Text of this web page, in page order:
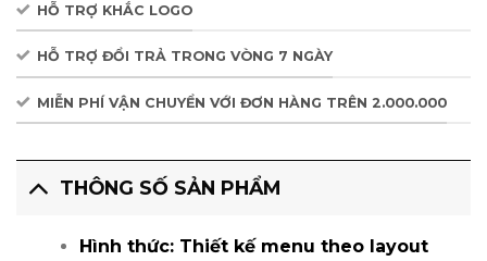
HỖ TRỢ KHẮC LOGO
HỖ TRỢ ĐỔI TRẢ TRONG VÒNG 7 NGÀY
MIỄN PHÍ VẬN CHUYỂN VỚI ĐƠN HÀNG TRÊN 2.000.000
THÔNG SỐ SẢN PHẨM
Hình thức:Thiết kế menu theo layout